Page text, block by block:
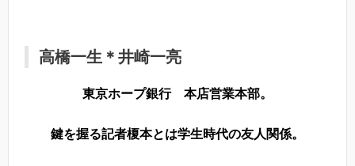
高橋一生＊井崎一亮
東京ホープ銀行 本店営業本部。
鍵を握る記者榎本とは学生時代の友人関係。